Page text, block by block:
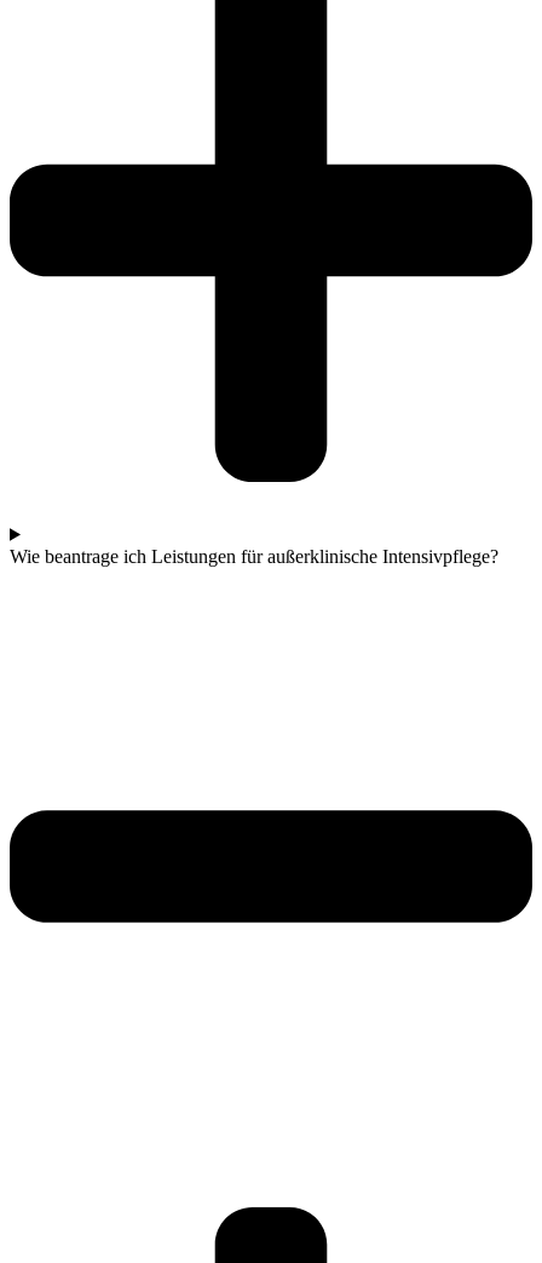
Wie beantrage ich Leistungen für außerklinische Intensivpflege?